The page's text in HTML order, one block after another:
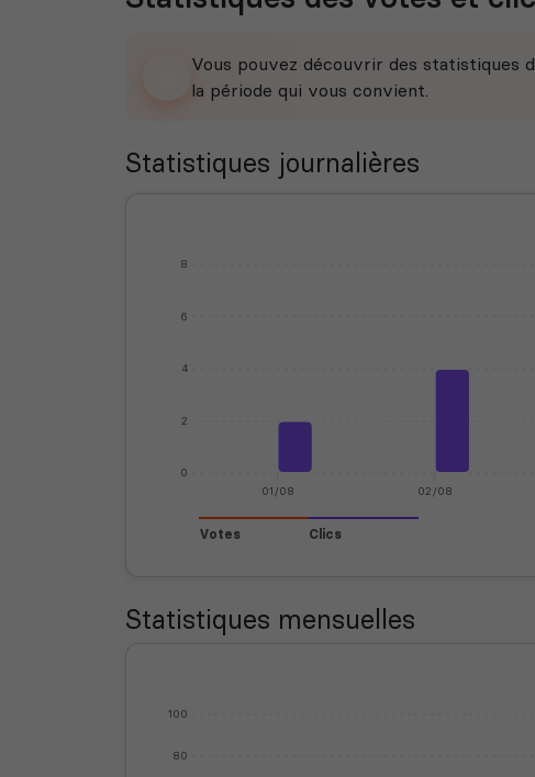
Vous pouvez découvrir des
la période qui vous convient.
Statistiques journalières
0
2
4
6
8
01/08 02/08
Votes Clics
Statistiques mensuelles
80
100